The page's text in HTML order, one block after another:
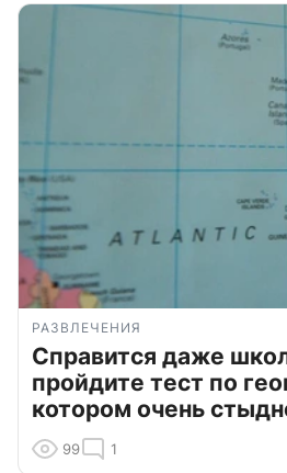
РАЗВЛЕЧЕНИЯ
Справится даже
пройдите тест по
котором очень
99 1